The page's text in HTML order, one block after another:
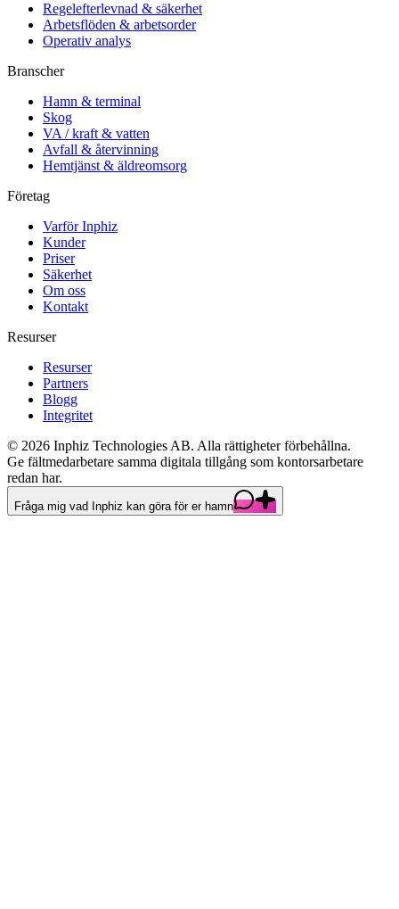
Regelefterlevnad & säkerhet
Arbetsflöden & arbetsorder
Operativ analys
Branscher
Hamn & terminal
Skog
VA / kraft & vatten
Avfall & återvinning
Hemtjänst & äldreomsorg
Företag
Varför Inphiz
Kunder
Priser
Säkerhet
Om oss
Kontakt
Resurser
Resurser
Partners
Blogg
Integritet
© 2026 Inphiz Technologies AB. Alla rättigheter förbehållna.
Ge fältmedarbetare samma digitala tillgång som kontorsarbetare
redan har.
Fråga mig vad Inphiz kan göra för er hamn